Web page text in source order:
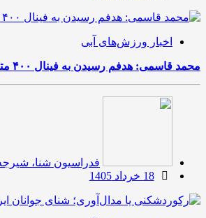
اخبار ورزش‌های آبی
محمد قاسمی: هدفم رسیدن به فینال ۴۰۰ متر بازی‌های آسیایی ناگویاست
فدراسیون شنا، شیرجه
18 خرداد 1405